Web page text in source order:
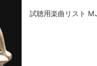
試聴用楽曲リスト